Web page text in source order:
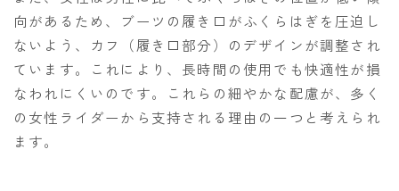
向があるため、ブーツの履き口がふくらはぎを圧迫し
ないよう、カフ（履き口部分）のデザインが調整され
ています。これにより、長時間の使用でも快適性が損
なわれにくいのです。これらの細やかな配慮が、多く
の女性ライダーから支持される理由の一つと考えられ
ます。